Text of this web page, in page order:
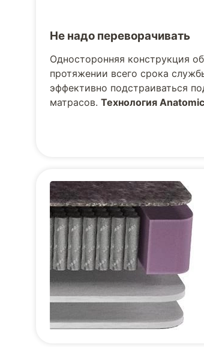
Не надо переворачивать
Односторонняя конструкция
протяжении всего срока
эффективно подстраиваться
матрасов.Технология Anatomic